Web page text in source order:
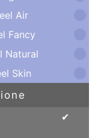
Air
Fancy
Natural
Skin